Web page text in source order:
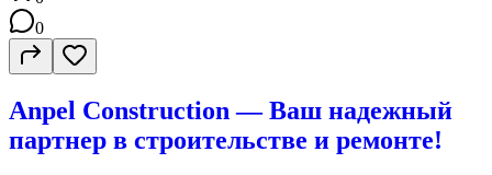
0
Anpel Construction — Ваш надежный
партнер в строительстве и ремонте!